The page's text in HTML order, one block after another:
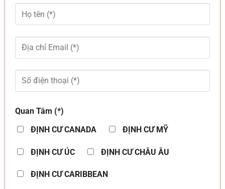
Quan Tâm (*)
ĐỊNH CƯ CANADA
ĐỊNH CƯ MỸ
ĐỊNH CƯ ÚC ĐỊNH CƯ CHÂU ÂU
ĐỊNH CƯ CARIBBEAN